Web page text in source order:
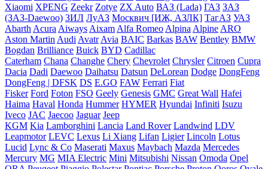
Xiaomi XPENG Zeekr Zotye ZX Auto ВАЗ (Lada) ГАЗ ЗАЗ
(ЗАЗ-Daewoo) ЗИЛ ЛуАЗ Москвич [ИЖ, АЗЛК] ТагАЗ УАЗ
Abarth Acura Aiways Aixam Alfa Romeo Alpina Alpine ARO
Aston Martin Audi Avatr Avia BAIC Barkas BAW Bentley BMW
Bogdan Brilliance Buick BYD Cadillac
Caterham Chana Changhe Chery Chevrolet Chrysler Citroen Cupra
Dacia Dadi Daewoo Daihatsu Datsun DeLorean Dodge DongFeng
DongFeng | DFSK DS E.GO FAW Ferrari Fiat
Fisker Ford Foton FSO Geely Genesis GMC Great Wall Hafei
Haima Haval Honda Hummer HYMER Hyundai Infiniti Isuzu
Iveco JAC Jaecoo Jaguar Jeep
KGM Kia Lamborghini Lancia Land Rover Landwind LDV
Leapmotor LEVC Lexus Li Xiang Lifan Ligier Lincoln Lotus
Lucid Lync & Co Maserati Maxus Maybach Mazda Mercedes
Mercury MG MIA Electric Mini Mitsubishi Nissan Omoda Opel